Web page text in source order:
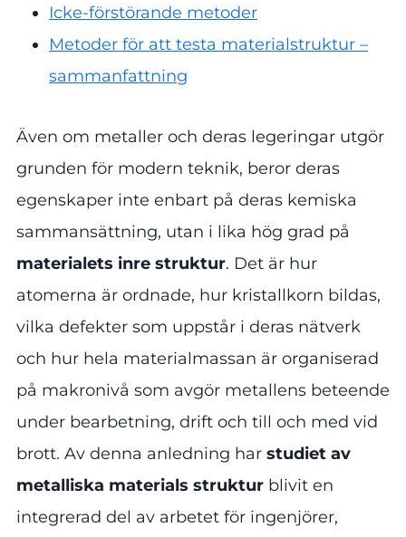
Icke-förstörande metoder
Metoder för att testa materialstruktur –
sammanfattning
Även om metaller och deras legeringar utgör
grunden för modern teknik, beror deras
egenskaper inte enbart på deras kemiska
sammansättning, utan i lika hög grad på
materialets inre struktur. Det är hur
atomerna är ordnade, hur kristallkorn bildas,
vilka defekter som uppstår i deras nätverk
och hur hela materialmassan är organiserad
på makronivå som avgör metallens beteende
under bearbetning, drift och till och med vid
brott. Av denna anledning har studiet av
metalliska materials struktur blivit en
integrerad del av arbetet för ingenjörer,